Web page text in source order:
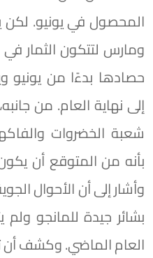
المحصول في يونيو. لكن
ومارس لتتكون الثمار
حصادها بدءًا من يونيو
إلى نهاية العام. من
شعبة الخضروات
بأنه من المتوقع أن
وأشار إلى أن الأحوال
بشائر جيدة للمانجو
العام الماضي. وكشف أن